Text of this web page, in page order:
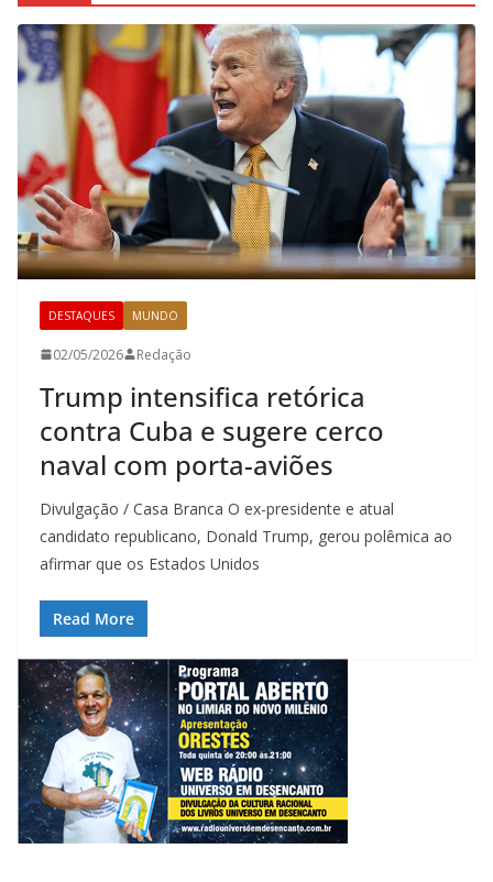
DESTAQUES MUNDO
02/05/2026 Redação
Trump intensifica retórica
contra Cuba e sugere cerco
naval com porta-aviões
Divulgação / Casa Branca O ex-presidente e atual
candidato republicano, Donald Trump, gerou polêmica ao
afirmar que os Estados Unidos
Read More